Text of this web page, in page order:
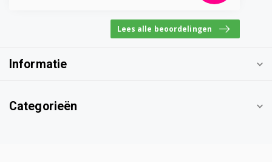
Lees alle beoordelingen
Informatie
Categorieën